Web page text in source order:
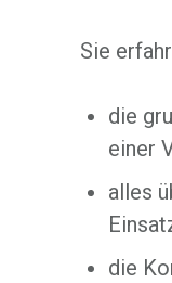
Sie
die
einer
alles
die